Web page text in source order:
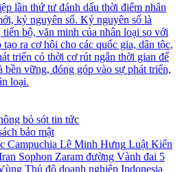
lần thứ tư đánh dấu thời điểm nhân
kỷ nguyên số. Kỷ nguyên số là
bộ, văn minh của nhân loại so với
ra cơ hội cho các quốc gia, dân tộc,
triển có thời cơ rút ngắn thời gian để
bền vững, đóng góp vào sự phát triển,
loại.
bỏ sót tin tức
bảo mật
Campuchia Lê Minh Hưng Luật Kiến
Sophon Zaram đường Vành đai 5
Thủ đô doanh nghiệp Indonesia